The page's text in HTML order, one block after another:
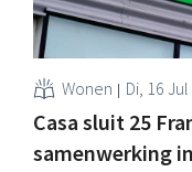
Wonen Di, 16
Casa sluit 25
samenwerking